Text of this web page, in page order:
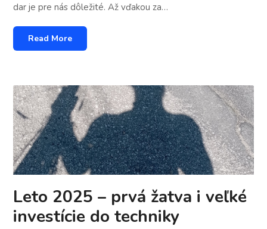
dar je pre nás dôležité. Až vďakou za…
Read More
Leto 2025 – prvá žatva i veľké
investície do techniky